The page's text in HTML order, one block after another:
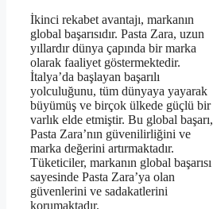
İkinci rekabet avantajı, markanın
global başarısıdır. Pasta Zara, uzun
yıllardır dünya çapında bir marka
olarak faaliyet göstermektedir.
İtalya’da başlayan başarılı
yolculuğunu, tüm dünyaya yayarak
büyümüş ve birçok ülkede güçlü bir
varlık elde etmiştir. Bu global başarı,
Pasta Zara’nın güvenilirliğini ve
marka değerini artırmaktadır.
Tüketiciler, markanın global başarısı
sayesinde Pasta Zara’ya olan
güvenlerini ve sadakatlerini
korumaktadır.